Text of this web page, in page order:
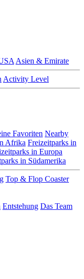
Asien & Emirate
Activity Level
Favoriten Nearby
Afrika Freizeitparks in
in Europa
in Südamerika
Top & Flop Coaster
Entstehung Das Team